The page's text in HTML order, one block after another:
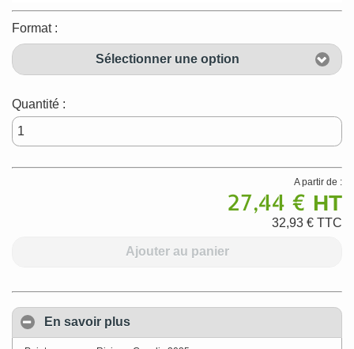
Format :
Sélectionner une option
Quantité :
A partir de :
27,44 € HT
32,93 € TTC
Ajouter au panier
En savoir plus